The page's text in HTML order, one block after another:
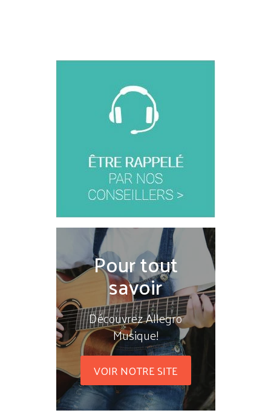
Pour tout
savoir
Découvrez Allegro
Musique!
VOIR NOTRE SITE